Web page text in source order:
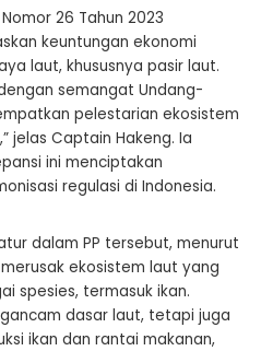
26 Tahun 2023
keuntungan ekonomi
laut, khususnya pasir laut.
semangat Undang-
pelestarian ekosistem
jelas Captain Hakeng. Ia
ini menciptakan
regulasi di Indonesia.
dalam PP tersebut, menurut
ekosistem laut yang
spesies, termasuk ikan.
dasar laut, tetapi juga
ikan dan rantai makanan,